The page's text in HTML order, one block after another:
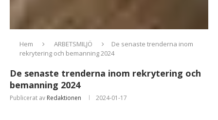
Hem ARBETSMILJÖ
De senaste trenderna inom
rekrytering och bemanning 2024
De senaste trenderna inom rekrytering och
bemanning 2024
Publicerat av Redaktionen 2024-01-17